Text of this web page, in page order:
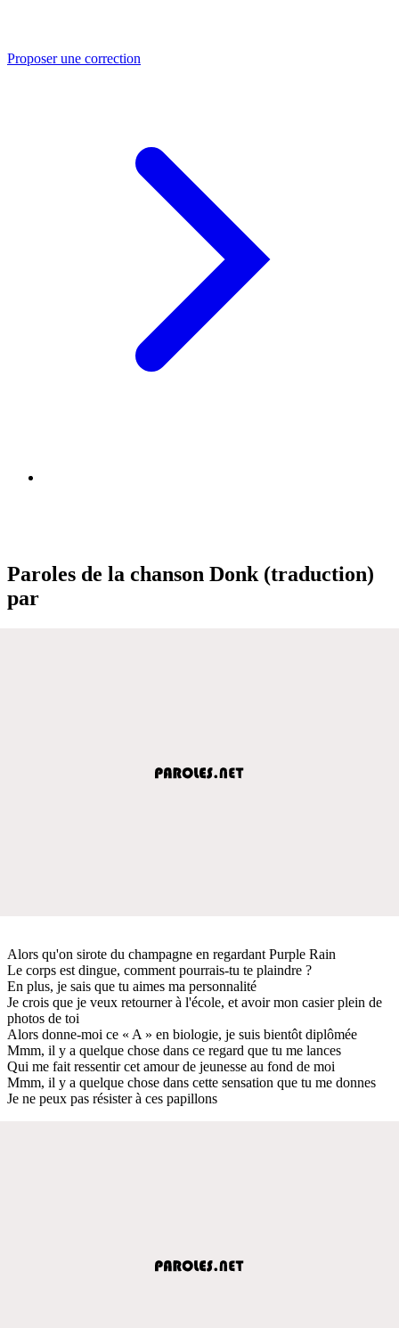
Proposer une correction
Paroles de la chanson Donk (traduction)
par
Alors qu'on sirote du champagne en regardant Purple Rain
Le corps est dingue, comment pourrais-tu te plaindre ?
En plus, je sais que tu aimes ma personnalité
Je crois que je veux retourner à l'école, et avoir mon casier plein de
photos de toi
Alors donne-moi ce « A » en biologie, je suis bientôt diplômée
Mmm, il y a quelque chose dans ce regard que tu me lances
Qui me fait ressentir cet amour de jeunesse au fond de moi
Mmm, il y a quelque chose dans cette sensation que tu me donnes
Je ne peux pas résister à ces papillons